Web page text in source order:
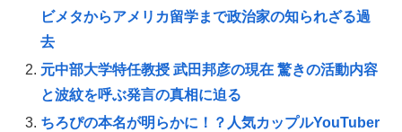
ビメタからアメリカ留学まで政治家の知られざる過
去
元中部大学特任教授 武田邦彦の現在 驚きの活動内容
と波紋を呼ぶ発言の真相に迫る
ちろぴの本名が明らかに！？人気カップルYouTuber